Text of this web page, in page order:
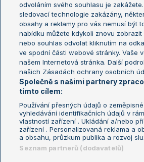
Turnaj mistrů
Turnaj
Aktualní trendy
Fotbalové přestupy
Livesport Daily
LS Prague Open
Podmínky užití
Nastavení
GDPR a žurnalistika
Reklama
Kontakt
Informace o
údajů
odvoláním svého souhlasu je
sledovací technologie zakázány,
obsahy a reklamy pro vás nemusí být
nabídku můžete kdykoli znovu
nebo souhlas odvolat kliknutím na
ve spodní části webové stránky. Vaše
našem Internetová stránka. Další
našich Zásadách ochrany osobních
Společně s našimi partnery
tímto cílem:
Používání přesných údajů o
vyhledávání identifikačních údajů v
vlastností zařízení . Ukládání a/nebo
zařízení . Personalizovaná reklama a
a obsahu, průzkum publika a rozvoj
Seznam partnerů (dodavatelů)